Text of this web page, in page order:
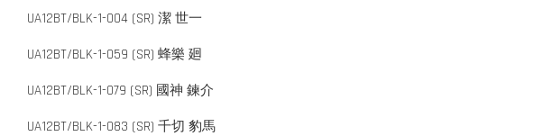
UA12BT/BLK-1-004 (SR) 潔 世一
UA12BT/BLK-1-059 (SR) 蜂樂 廻
UA12BT/BLK-1-079 (SR) 國神 鍊介
UA12BT/BLK-1-083 (SR) 千切 豹馬